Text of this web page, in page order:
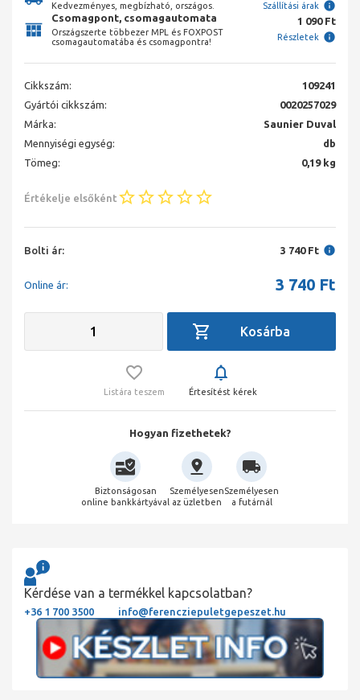
Kedvezményes, megbízható, országos. Szállítási árak
Csomagpont, csomagautomata
Országszerte többezer MPL és FOXPOST
csomagautomatába és csomagpontra!
1 090 Ft
Részletek
Cikkszám:
109241
Gyártói cikkszám:
0020257029
Márka:
Saunier Duval
Mennyiségi egység:
db
Tömeg:
0,19 kg
Értékelje elsőként
Bolti ár: 3 740 Ft
Online ár: 3 740 Ft
Listára teszem Értesítést kérek
Hogyan fizethetek?
Biztonságosan
online bankkártyával
Személyesen
az üzletben
Személyesen
a futárnál
Kérdése van a termékkel kapcsolatban?
+36 1 700 3500 info@ferencziepuletgepeszet.hu